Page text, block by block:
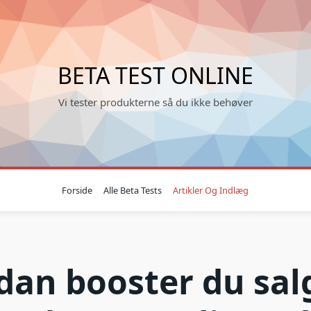
BETA TEST ONLINE
Vi tester produkterne så du ikke behøver
Forside Alle Beta Tests Artikler Og Indlæg
booster du